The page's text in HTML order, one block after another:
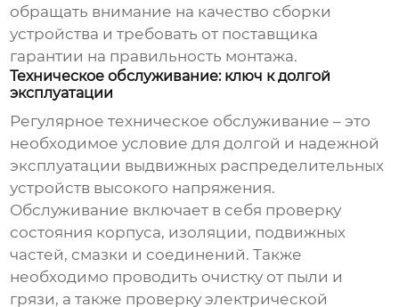
обращать внимание на качество сборки
устройства и требовать от поставщика
гарантии на правильность монтажа.
Техническое обслуживание: ключ к долгой
эксплуатации
Регулярное техническое обслуживание – это
необходимое условие для долгой и надежной
эксплуатации выдвижных распределительных
устройств высокого напряжения.
Обслуживание включает в себя проверку
состояния корпуса, изоляции, подвижных
частей, смазки и соединений. Также
необходимо проводить очистку от пыли и
грязи, а также проверку электрической